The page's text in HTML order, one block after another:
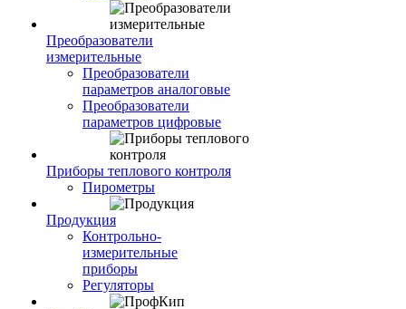
Преобразователи
измерительные
Преобразователи
параметров аналоговые
Преобразователи
параметров цифровые
Приборы теплового контроля
Пирометры
Продукция
Контрольно-
измерительные
приборы
Регуляторы